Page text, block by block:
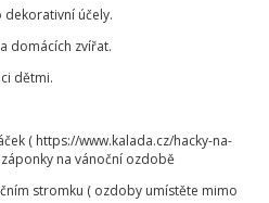
účely.
domácích zvířat.
dětmi.
( https://www.kalada.cz/hacky-na-
na vánoční ozdobě
stromku ( ozdoby umístěte mimo